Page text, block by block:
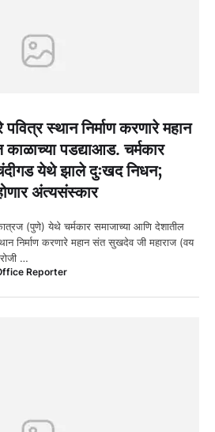
पवित्र स्थान निर्माण करणारे महान
पडद्याआड. चर्मकार
येथे झाले दुःखद निधन;
अंत्यसंस्कार
(पुणे) येथे चर्मकार समाजाच्या आणि देशातील
निर्माण करणारे महान संत सुखदेव जी महाराज (वय
…
Reporter